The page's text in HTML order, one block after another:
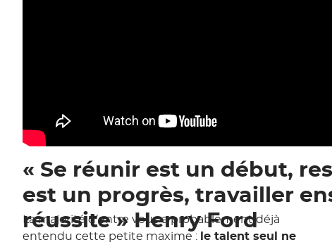
« Se réunir est un début,
est un progrès, travailler
réussite » Henry Ford
La majorité d’entre vous a probablement déjà
entendu cette petite maxime : le talent seul ne